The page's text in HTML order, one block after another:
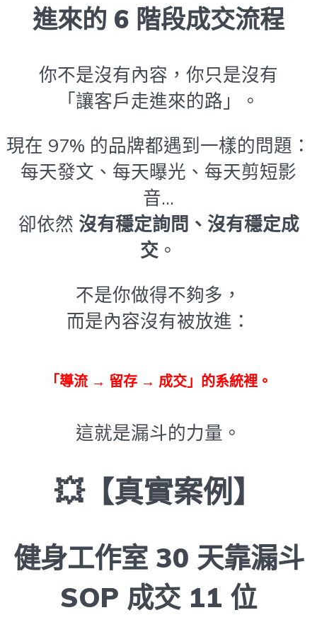
進來的 6 階段成交流程
你不是沒有內容，你只是沒有
「讓客戶走進來的路」。
現在 97% 的品牌都遇到一樣的問題：
每天發文、每天曝光、每天剪短影
音…
卻依然 沒有穩定詢問、沒有穩定成
交 。
不是你做得不夠多，
而是內容沒有被放進：
「導流 → 留存 → 成交」的系統裡。
這就是漏斗的力量。
💥【真實案例】
健身工作室 30 天靠漏斗
SOP 成交 11 位